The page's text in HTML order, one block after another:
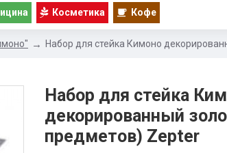
Косметика Кофе
Набор для стейка Кимоно
Набор для стейка
декорированный
предметов) Zepter